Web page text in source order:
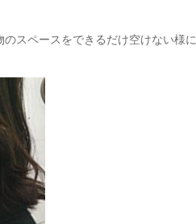
スペースをできるだけ空けない様に